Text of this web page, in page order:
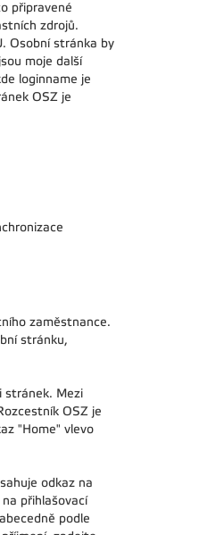
připravené
zdrojů.
Osobní stránka by
moje další
loginname je
OSZ je
zaměstnance.
stránku,
stránek. Mezi
OSZ je
"Home" vlevo
odkaz na
přihlašovací
podle